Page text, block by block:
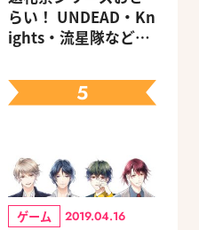
らい！ UNDEAD・Kn
ights・流星隊など、
ェック
5
ゲーム 2019.04.16